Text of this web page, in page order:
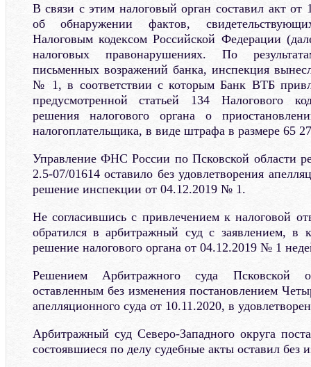
В связи с этим налоговый орган составил акт
об обнаружении фактов,
Налоговым кодексом Российской Федерации
налоговых правонарушениях. По
письменных возражений банка, инспекция
№ 1, в соответствии с которым Банк ВТБ
предусмотренной статьей 134 Налогового
решения налогового органа о
налогоплательщика, в виде штрафа в размере 65
Управление ФНС России по Псковской области
2.5-07/01614 оставило без удовлетворения
решение инспекции от 04.12.2019 № 1.
Не согласившись с привлечением к налоговой
обратился в арбитражный суд с заявлением, в
решение налогового органа от 04.12.2019 № 1
Решением Арбитражного суда Псковской
оставленным без изменения постановлением
апелляционного суда от 10.11.2020, в
Арбитражный суд Северо-Западного округа
состоявшиеся по делу судебные акты оставил без